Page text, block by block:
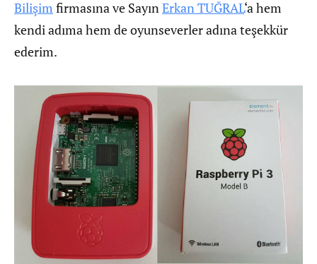
Bilişim firmasına ve SayınErkan TUĞRAL‘a hem
kendi adıma hem de oyunseverler adına teşekkür
ederim.